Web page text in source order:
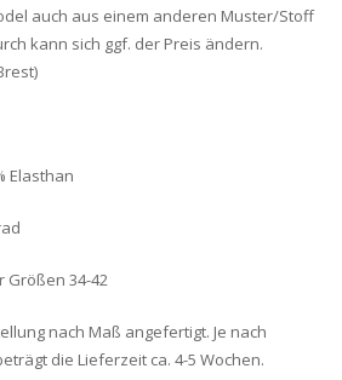
auch aus einem anderen Muster/Stoff
kann sich ggf. der Preis ändern.
Elasthan
Größen 34-42
nach Maß angefertigt. Je nach
die Lieferzeit ca. 4-5 Wochen.